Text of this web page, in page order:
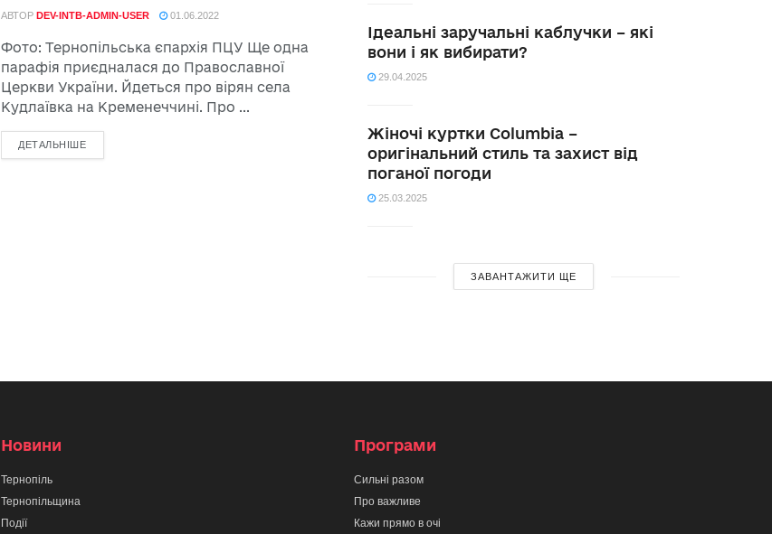
АВТОР DEV-INTB-ADMIN-USER 01.06.2022
Фото: Тернопільська єпархія ПЦУ Ще одна
парафія приєдналася до Православної
Церкви України. Йдеться про вірян села
Кудлаївка на Кременеччині. Про ...
ДЕТАЛЬНІШЕ
Ідеальні заручальні каблучки – які
вони і як вибирати?
29.04.2025
Жіночі куртки Columbia –
оригінальний стиль та захист від
поганої погоди
25.03.2025
ЗАВАНТАЖИТИ ЩЕ
Новини
Тернопіль
Тернопільщина
Події
Програми
Сильні разом
Про важливе
Кажи прямо в очі